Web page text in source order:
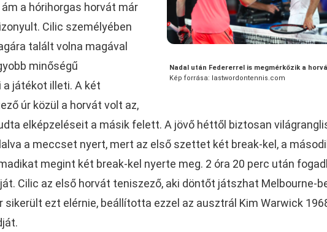
Nadal után Federerrel is megmérkőzik a
Kép forrása: lastwordontennis.com
a hórihorgas horvát már
Cilic személyében
talált volna magával
minőségű
a játékot illeti. A két
úr közül a horvát volt az,
elképzeléseit a másik felett. A jövő héttől biztosan
a meccset nyert, mert az első szettet két break-kel, a
megint két break-kel nyerte meg. 2 óra 20 perc után
Cilic az első horvát teniszező, aki döntőt játszhat Melbourne-
sikerült ezt elérnie, beállította ezzel az ausztrál Kim Warwick